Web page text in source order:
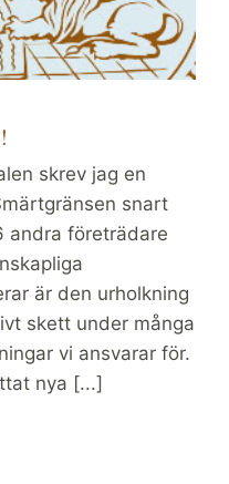
skrev jag en
snart
andra företrädare
är den urholkning
skett under många
vi ansvarar för.
nya [...]